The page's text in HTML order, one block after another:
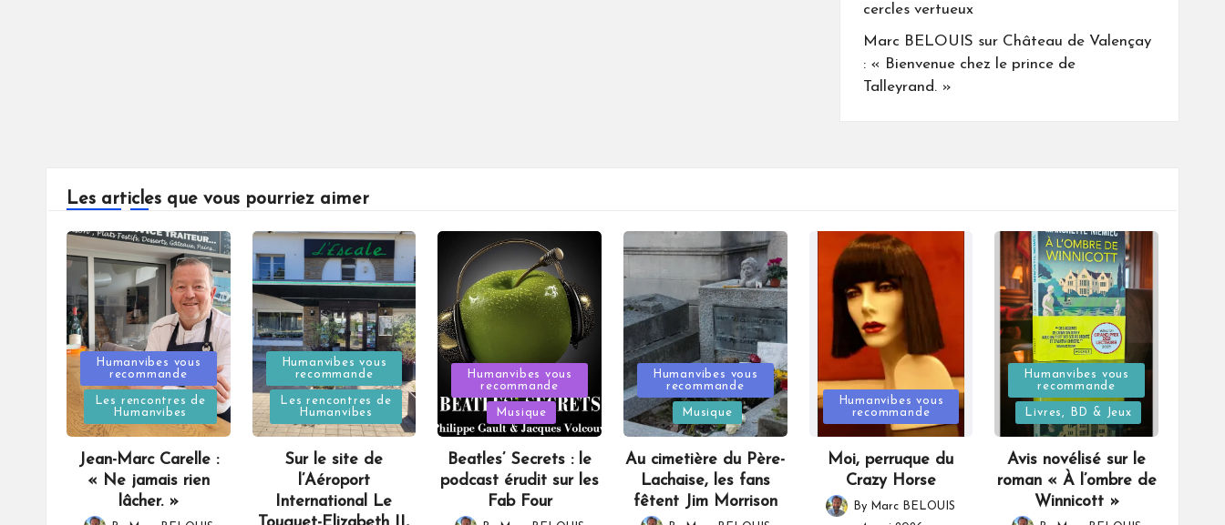
cercles vertueux
Marc BELOUIS sur Château de Valençay
: « Bienvenue chez le prince de
Talleyrand. »
Les articles que vous pourriez aimer
Posted
in
Humanvibes vous
recommande
Les rencontres de
Humanvibes
Jean-Marc Carelle :
« Ne jamais rien
lâcher. »
Posted
in
Humanvibes vous
recommande
Les rencontres de
Humanvibes
Sur le site de
l’Aéroport
International Le
Posted
in
Humanvibes vous
recommande
Musique
Beatles’ Secrets : le
podcast érudit sur les
Fab Four
Posted
in
Humanvibes vous
recommande
Musique
Au cimetière du Père-
Lachaise, les fans
fêtent Jim Morrison
Posted
in
Humanvibes vous
recommande
Moi, perruque du
Crazy Horse
Posted
By Marc BELOUIS
Posted
in
Humanvibes vous
recommande
Livres, BD & Jeux
Avis novélisé sur le
roman « À l’ombre de
Winnicott »